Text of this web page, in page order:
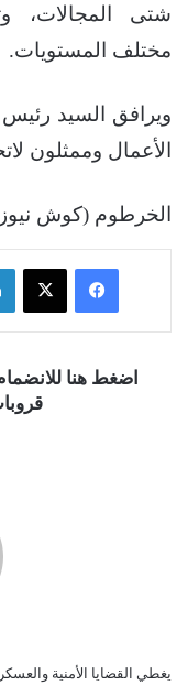
شتى المجالات،
مختلف المستويات.
ويرافق السيد
الأعمال وممثلون
الخرطوم (كوش
فيسبوك ‫X
اضغط هنا
يغطي القضايا الأمنية